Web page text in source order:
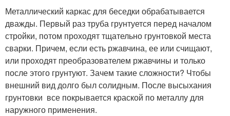
Металлический каркас для беседки обрабатывается
дважды. Первый раз труба грунтуется перед началом
стройки, потом проходят тщательно грунтовкой места
сварки. Причем, если есть ржавчина, ее или счищают,
или проходят преобразователем ржавчины и только
после этого грунтуют. Зачем такие сложности? Чтобы
внешний вид долго был солидным. После высыхания
грунтовки все покрывается краской по металлу для
наружного применения.